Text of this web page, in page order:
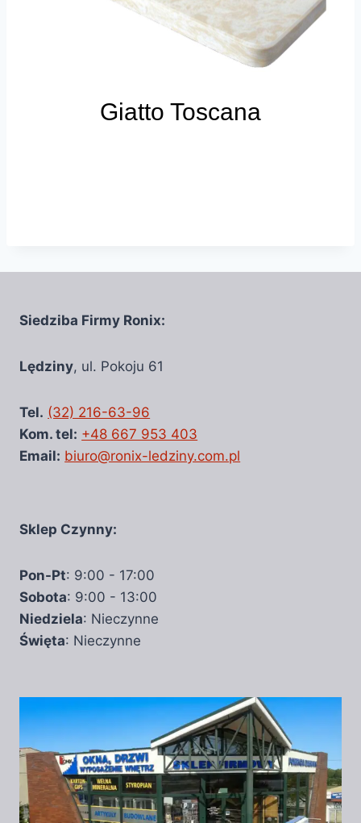
Giatto Toscana
Siedziba Firmy Ronix:
Lędziny, ul. Pokoju 61
Tel. (32) 216-63-96
Kom. tel: +48 667 953 403
Email: biuro@ronix-ledziny.com.pl
Sklep Czynny:
Pon-Pt: 9:00 - 17:00
Sobota: 9:00 - 13:00
Niedziela: Nieczynne
Święta: Nieczynne